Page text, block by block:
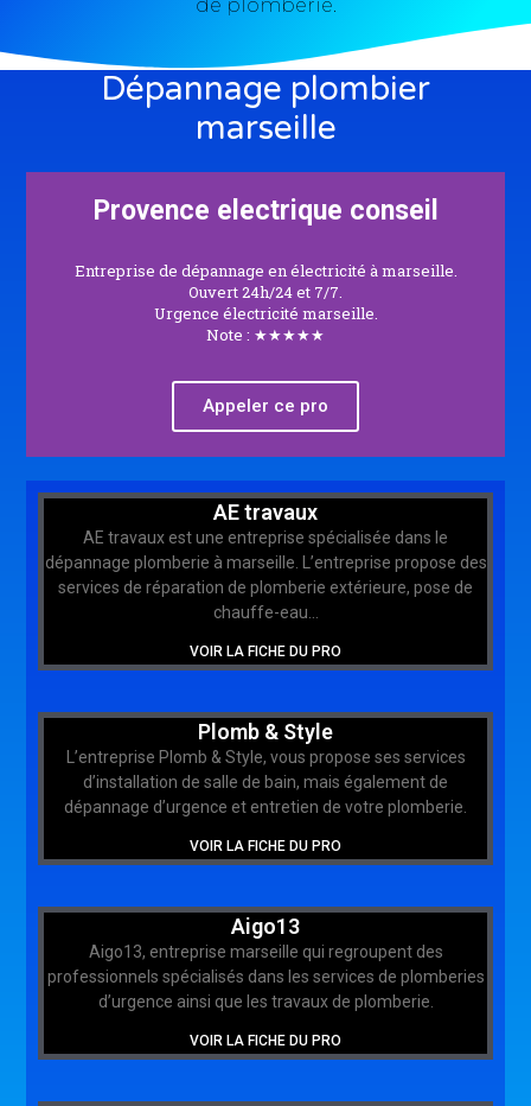
de plomberie.
Dépannage plombier
marseille
Provence electrique conseil
Entreprise de dépannage en électricité à marseille.
Ouvert 24h/24 et 7/7.
Urgence électricité marseille.
Note : ★★★★★
Appeler ce pro
AE travaux
AE travaux est une entreprise spécialisée dans le
dépannage plomberie à marseille. L’entreprise propose des
services de réparation de plomberie extérieure, pose de
chauffe-eau…
VOIR LA FICHE DU PRO
Plomb & Style
L’entreprise Plomb & Style, vous propose ses services
d’installation de salle de bain, mais également de
dépannage d’urgence et entretien de votre plomberie.
VOIR LA FICHE DU PRO
Aigo13
Aigo13, entreprise marseille qui regroupent des
professionnels spécialisés dans les services de plomberies
d’urgence ainsi que les travaux de plomberie.
VOIR LA FICHE DU PRO